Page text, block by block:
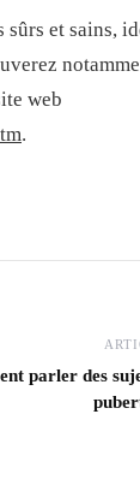
et sains,
web
.
parler des